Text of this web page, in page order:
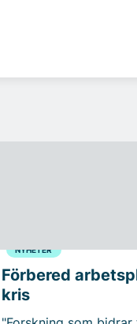
NYHETER
Förbered
kris